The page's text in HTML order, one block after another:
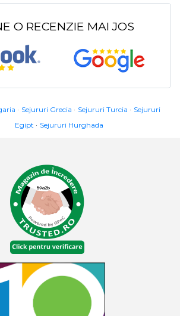
O RECENZIE MAI JOS
Sejururi Grecia Sejururi Turcia
Sejururi
Egipt
Sejururi Hurghada